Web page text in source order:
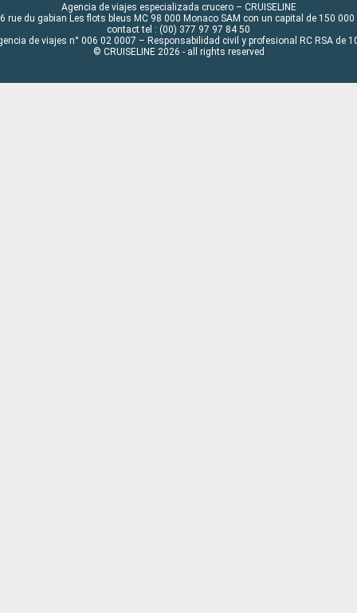
Agencia de viajes especializada crucero – CRUISELINE
rue du gabian Les flots bleus MC 98 000 Monaco SAM con un capital de 150 000
contact tel : (00) 377 97 97 84 50
de viajes n° 006 02 0007 – Responsabilidad civil y profesional RC RSA de
© CRUISELINE 2026 - all rights reserved